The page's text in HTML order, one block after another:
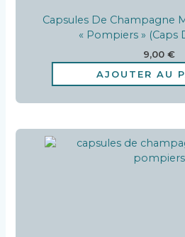
Capsules De Champagne
« Pompiers » (caps
9,00 €
AJOUTER AU